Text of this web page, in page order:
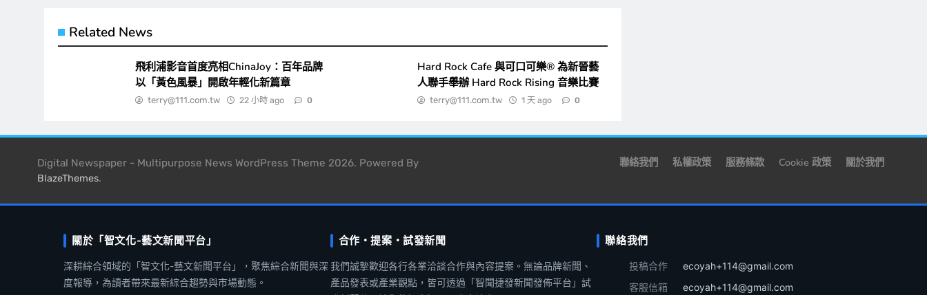
Related News
飛利浦影音首度亮相ChinaJoy：百年品牌
以「黃色風暴」開啟年輕化新篇章
terry@111.com.tw 22 小時 ago 0
Hard Rock Cafe 與可口可樂® 為新晉藝
人聯手舉辦 Hard Rock Rising 音樂比賽
terry@111.com.tw 1 天 ago 0
Digital Newspaper - Multipurpose News WordPress Theme 2026. Powered By
BlazeThemes.
聯絡我們 私權政策 服務條款 Cookie 政策 關於我們
關於「智文化-藝文新聞平台」
深耕綜合領域的「智文化-藝文新聞平台」，聚焦綜合新聞與深
度報導，為讀者帶來最新綜合趨勢與市場動態。
合作・提案・試發新聞
我們誠摯歡迎各行各業洽談合作與內容提案。無論品牌新聞、
產品發表或產業觀點，皆可透過「智聞捷發新聞發佈平台」試
聯絡我們
投稿合作
ecoyah+114@gmail.com
客服信箱
ecoyah+114@gmail.com